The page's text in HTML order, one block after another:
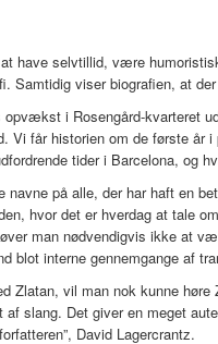
have selvtillid, være
Samtidig viser biografien, at
i Rosengård-kvarteret
Vi får historien om de første år
tider i Barcelona, og
på alle, der har haft en
hvor det er hverdag at tale
man nødvendigvis ikke at
blot interne gennemgange af
Zlatan, vil man nok kunne
slang. Det giver en meget
David Lagercrantz.